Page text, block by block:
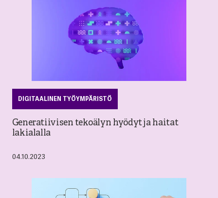
DIGITAALINEN TYÖYMPÄRISTÖ
Generatiivisen tekoälyn hyödyt ja haitat
lakialalla
04.10.2023